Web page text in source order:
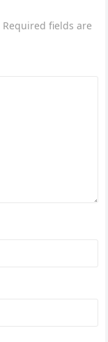
Required fields are